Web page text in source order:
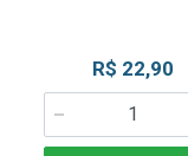
R$ 22,90